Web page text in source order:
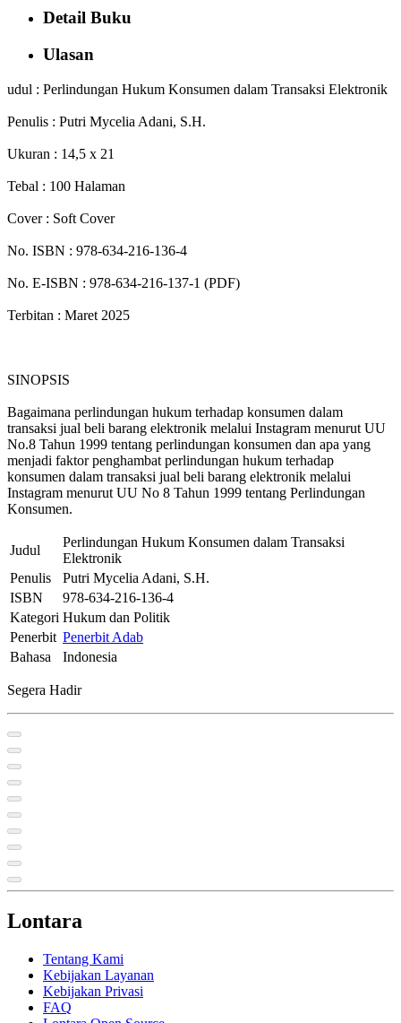
Detail Buku
Ulasan
udul : Perlindungan Hukum Konsumen dalam Transaksi Elektronik
Penulis : Putri Mycelia Adani, S.H.
Ukuran : 14,5 x 21
Tebal : 100 Halaman
Cover : Soft Cover
No. ISBN : 978-634-216-136-4
No. E-ISBN : 978-634-216-137-1 (PDF)
Terbitan : Maret 2025
SINOPSIS
Bagaimana perlindungan hukum terhadap konsumen dalam
transaksi jual beli barang elektronik melalui Instagram menurut UU
No.8 Tahun 1999 tentang perlindungan konsumen dan apa yang
menjadi faktor penghambat perlindungan hukum terhadap
konsumen dalam transaksi jual beli barang elektronik melalui
Instagram menurut UU No 8 Tahun 1999 tentang Perlindungan
Konsumen.
Judul
Perlindungan Hukum Konsumen dalam Transaksi
Elektronik
Penulis
Putri Mycelia Adani, S.H.
ISBN
978-634-216-136-4
Kategori Hukum dan Politik
Penerbit Penerbit Adab
Bahasa
Indonesia
Segera Hadir
Lontara
Tentang Kami
Kebijakan Layanan
Kebijakan Privasi
FAQ